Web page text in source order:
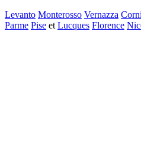
Levanto Monterosso Vernazza
Parme Pise et Lucques Florence